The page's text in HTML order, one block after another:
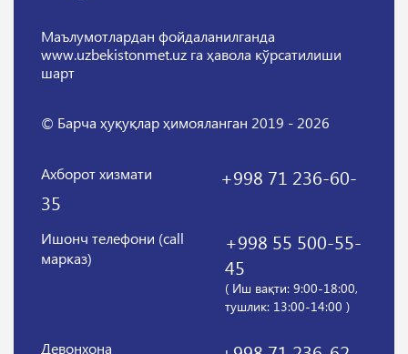
Маълумотлардан фойдаланилганда
www.uzbekistonmet.uz га ҳавола кўрсатилиши
шарт
© Барча ҳуқуқлар ҳимояланган 2019 - 2026
Ахборот хизмати
+998 71 236-60-
35
Ишонч телефони (call
марказ)
+998 55 500-55-
45
( Иш вақти: 9:00-18:00,
тушлик: 13:00-14:00 )
Девонхона